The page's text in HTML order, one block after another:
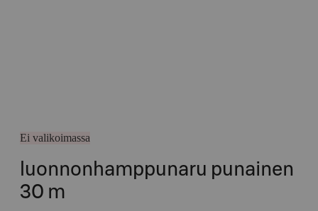
Ei valikoimassa
luonnonhamppunaru punainen
30 m